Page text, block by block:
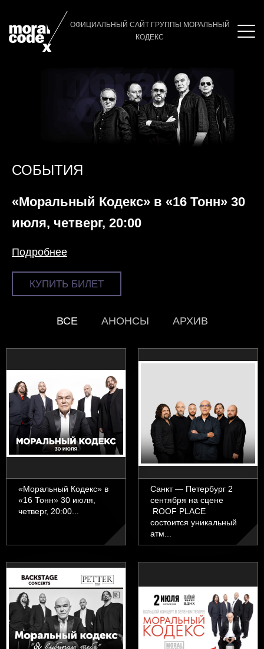
ОФИЦИАЛЬНЫЙ САЙТ ГРУППЫ МОРАЛЬНЫЙ
КОДЕКС
СОБЫТИЯ
«Моральный Кодекс» в «16 Тонн» 30
июля, четверг, 20:00
Подробнее
КУПИТЬ БИЛЕТ
ВСЕ АНОНСЫ АРХИВ
«Моральный Кодекс» в
«16 Тонн» 30 июля,
четверг, 20:00...
Санкт — Петербург 2
сентября на сцене
ROOF PLACE
состоится уникальный
атм...